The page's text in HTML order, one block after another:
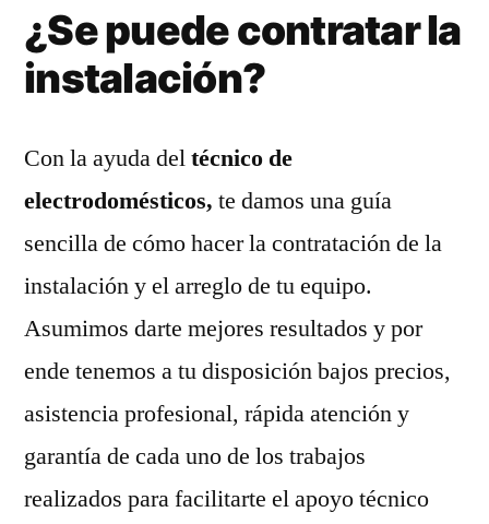
¿Se puede contratar la
instalación?
Con la ayuda deltécnico de
electrodomésticos, te damos una guía
sencilla de cómo hacer la contratación de la
instalación y el arreglo de tu equipo.
Asumimos darte mejores resultados y por
ende tenemos a tu disposición bajos precios,
asistencia profesional, rápida atención y
garantía de cada uno de los trabajos
realizados para facilitarte el apoyo técnico